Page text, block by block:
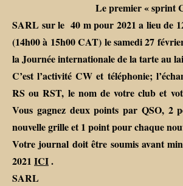
Le premier « sprint
SARL sur le 40 m pour 2021 a lieu de
(14h00 à 15h00 CAT) le samedi 27
la Journée internationale de la tarte au
C’est l’activité CW et téléphonie;
RS ou RST, le nom de votre club et
Vous gagnez deux points par QSO, 2
nouvelle grille et 1 point pour chaque
Votre journal doit être soumis avant
2021 ICI.
SARL